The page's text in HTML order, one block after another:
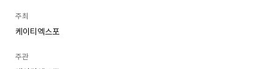
주최
케이티엑스포
주관